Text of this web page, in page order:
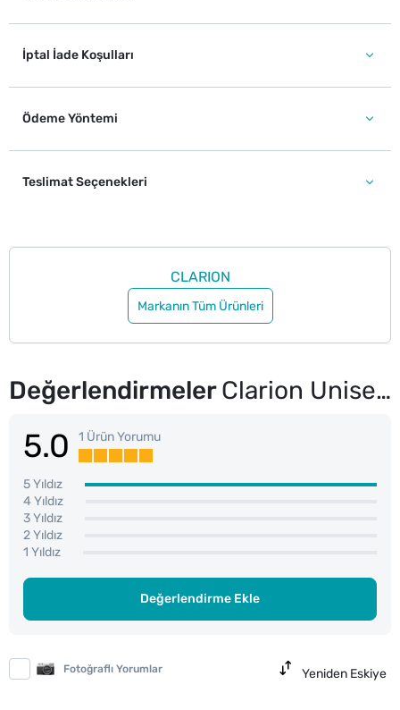
İptal İade Koşulları
Ödeme Yöntemi
Teslimat Seçenekleri
CLARION
Markanın Tüm Ürünleri
DeğerlendirmelerClarion Unisex Güneş Gözlüğü 1
5.0 1 Ürün Yorumu
5 Yıldız
4 Yıldız
3 Yıldız
2 Yıldız
1 Yıldız
Değerlendirme Ekle
Fotoğraflı Yorumlar Yeniden Eskiye